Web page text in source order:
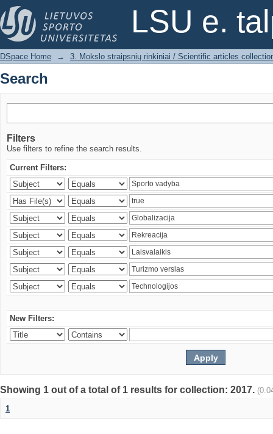
LSU e.
Search
DSpace Home → 3. Mokslo straipsnių rinkiniai / Scientific articles
Search
Filters
Use filters to refine the search results.
Current Filters:
New Filters:
Showing 1 out of a total of 1 results for collection: 2017.
1